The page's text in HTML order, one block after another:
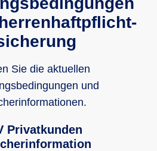
Sie die aktuellen
und
Privatkunden